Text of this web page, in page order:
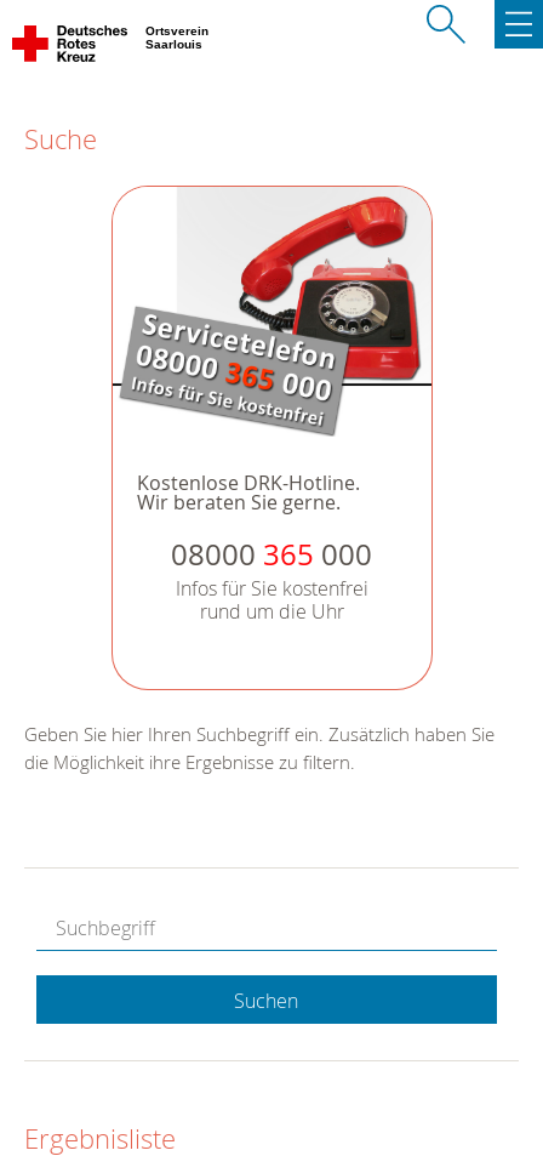
Ortsverein
Saarlouis
Suche
Kostenlose DRK-Hotline.
Wir beraten Sie gerne.
08000 365 000
Infos für Sie kostenfrei
rund um die Uhr
Geben Sie hier Ihren Suchbegriff ein. Zusätzlich haben Sie
die Möglichkeit ihre Ergebnisse zu filtern.
Suchen
Ergebnisliste